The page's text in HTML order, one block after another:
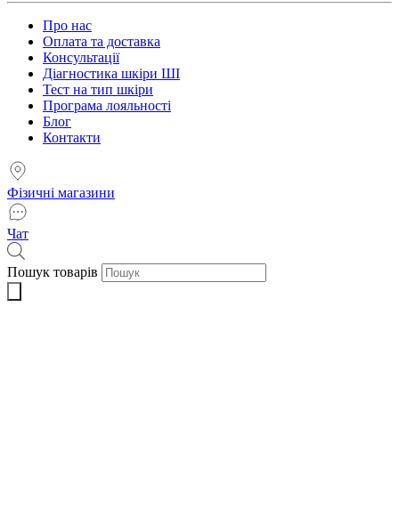
Про нас
Оплата та доставка
Консультації
Діагностика шкіри ШІ
Тест на тип шкіри
Програма лояльності
Блог
Контакти
Фізичні магазини
Чат
Пошук товарів